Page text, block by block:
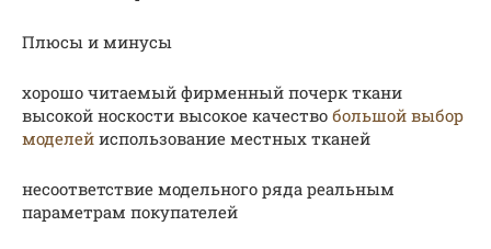
Плюсы и минусы
хорошо читаемый фирменный почерк ткани
высокой носкости высокое качество большой выбор
моделей использование местных тканей
несоответствие модельного ряда реальным
параметрам покупателей